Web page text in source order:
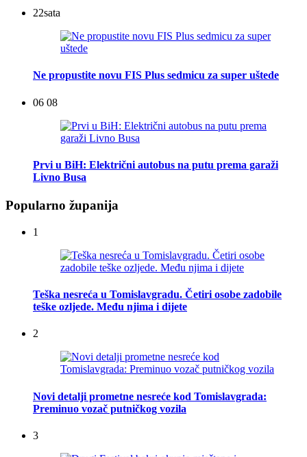
22sata
Ne propustite novu FIS Plus sedmicu za super uštede
06 08
Prvi u BiH: Električni autobus na putu prema garaži
Livno Busa
Popularno županija
1
Teška nesreća u Tomislavgradu. Četiri osobe zadobile
teške ozljede. Među njima i dijete
2
Novi detalji prometne nesreće kod Tomislavgrada:
Preminuo vozač putničkog vozila
3